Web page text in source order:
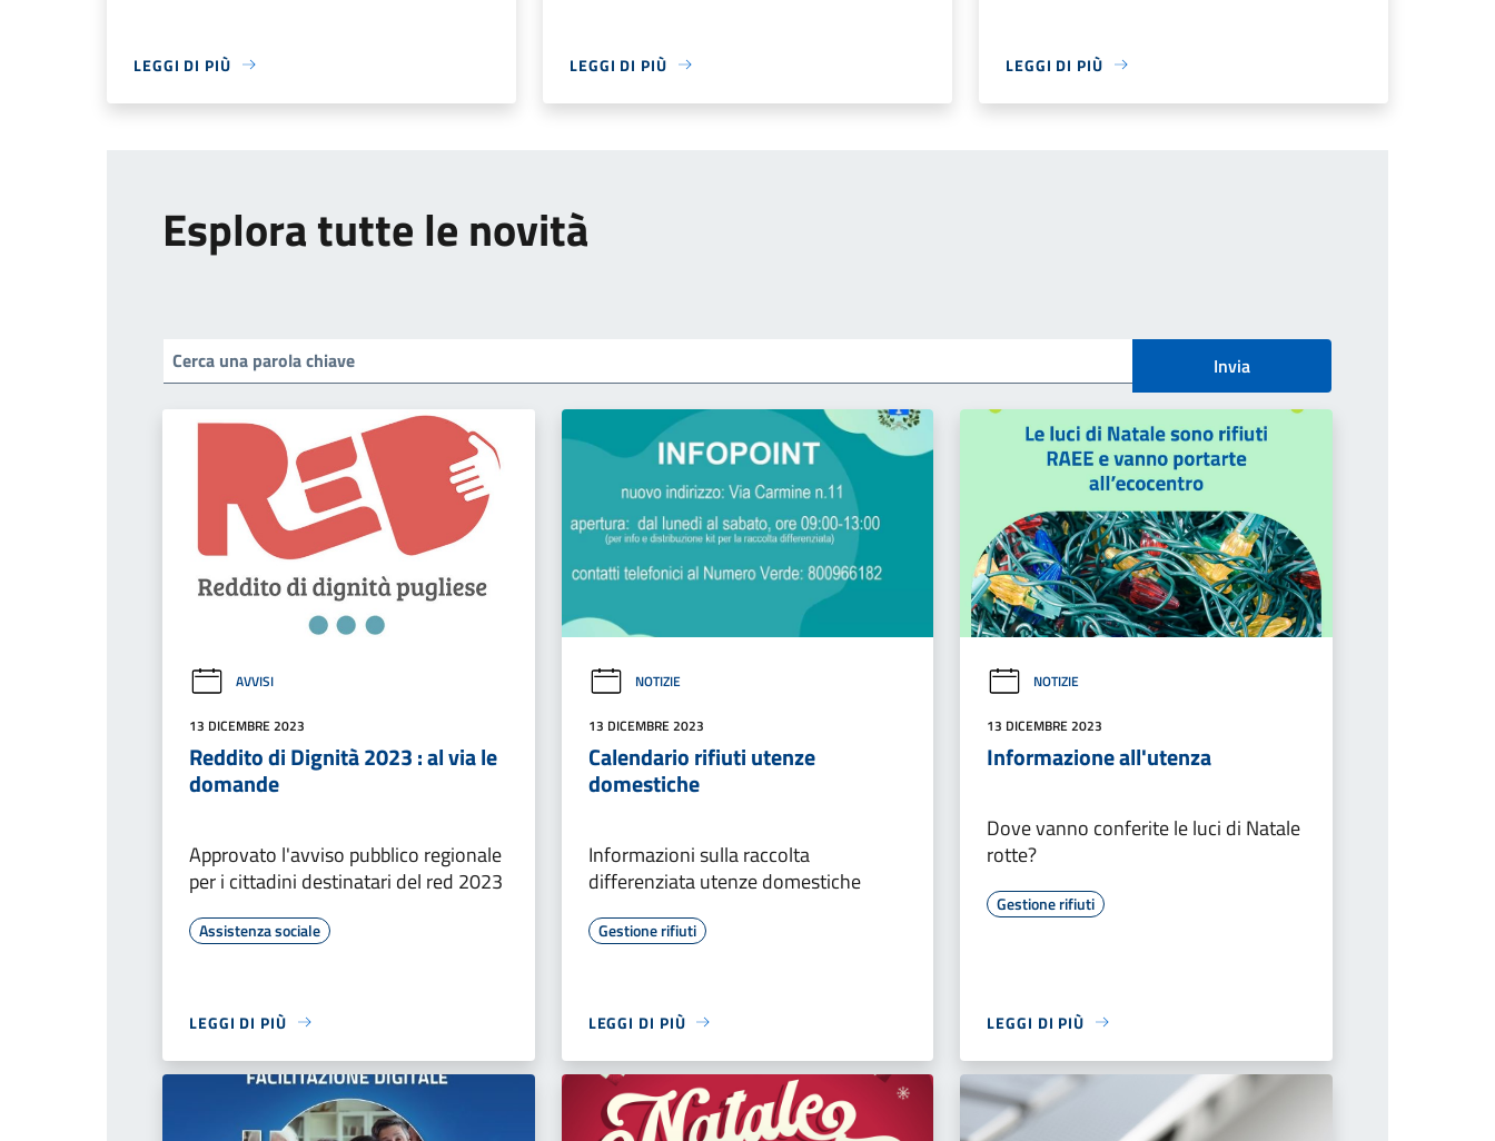
LEGGI DI PIÙ LEGGI DI PIÙ LEGGI DI PIÙ
Esplora tutte le novità
Invia
AVVISI
13 DICEMBRE 2023
Reddito di Dignità 2023 : al via le
domande
Approvato l'avviso pubblico regionale
per i cittadini destinatari del red 2023
Assistenza sociale
LEGGI DI PIÙ
NOTIZIE
13 DICEMBRE 2023
Calendario rifiuti utenze
domestiche
Informazioni sulla raccolta
differenziata utenze domestiche
Gestione rifiuti
LEGGI DI PIÙ
NOTIZIE
13 DICEMBRE 2023
Informazione all'utenza
Dove vanno conferite le luci di Natale
rotte?
Gestione rifiuti
LEGGI DI PIÙ